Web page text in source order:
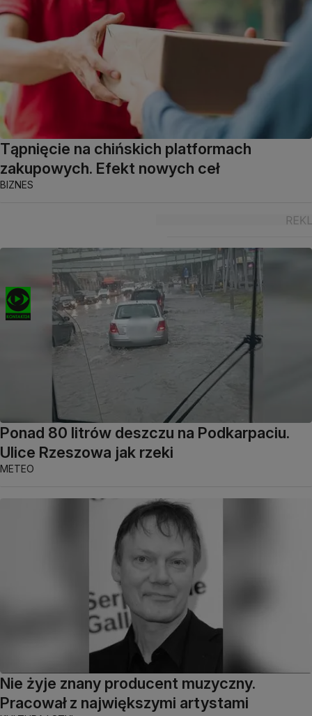
Tąpnięcie na chińskich platformach
zakupowych. Efekt nowych ceł
BIZNES
Ponad 80 litrów deszczu na Podkarpaciu.
Ulice Rzeszowa jak rzeki
METEO
Nie żyje znany producent muzyczny.
Pracował z największymi artystami